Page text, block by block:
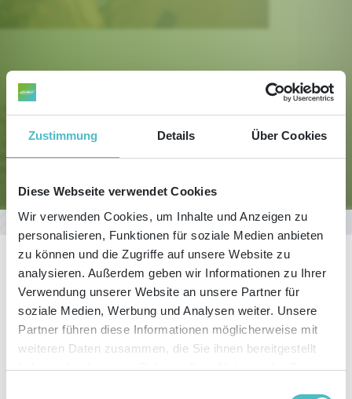
Zustimmung Details Über Cookies
Diese Webseite verwendet Cookies
Wir verwenden Cookies, um Inhalte und Anzeigen zu
personalisieren, Funktionen für soziale Medien anbieten
zu können und die Zugriffe auf unsere Website zu
analysieren. Außerdem geben wir Informationen zu Ihrer
Verwendung unserer Website an unsere Partner für
soziale Medien, Werbung und Analysen weiter. Unsere
Partner führen diese Informationen möglicherweise mit
weiteren Daten zusammen, die Sie ihnen bereitgestellt
haben oder die sie im Rahmen Ihrer Nutzung der Dienste
Sie befinden sich hier: Start Newsletter Newsletter Abmeldung
Ihre Abmeldungwar erfolgreich